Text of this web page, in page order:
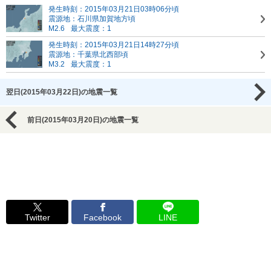
発生時刻：2015年03月21日03時06分頃
震源地：石川県加賀地方頃
M2.6
最大震度：1
発生時刻：2015年03月21日14時27分頃
震源地：千葉県北西部頃
M3.2
最大震度：1
翌日(2015年03月22日)の地震一覧
前日(2015年03月20日)の地震一覧
Twitter Facebook LINE